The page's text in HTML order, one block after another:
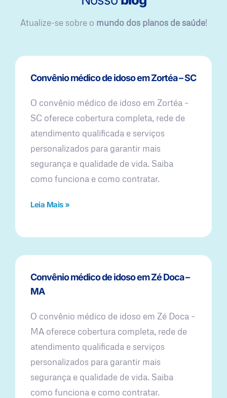
Atualize-se sobre o mundo dos planos de saúde!
Convênio médico de idoso em Zortéa – SC
O convênio médico de idoso em Zortéa –
SC oferece cobertura completa, rede de
atendimento qualificada e serviços
personalizados para garantir mais
segurança e qualidade de vida. Saiba
como funciona e como contratar.
Leia Mais »
Convênio médico de idoso em Zé Doca –
MA
O convênio médico de idoso em Zé Doca –
MA oferece cobertura completa, rede de
atendimento qualificada e serviços
personalizados para garantir mais
segurança e qualidade de vida. Saiba
como funciona e como contratar.